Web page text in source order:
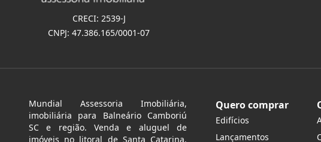
CRECI: 2539-J
CNPJ: 47.386.165/0001-07
Mundial Assessoria Imobiliária,
imobiliária para Balneário Camboriú
SC e região. Venda e aluguel de
imóveis no litoral de Santa Catarina.
Quero comprar
Edifícios
Lançamentos